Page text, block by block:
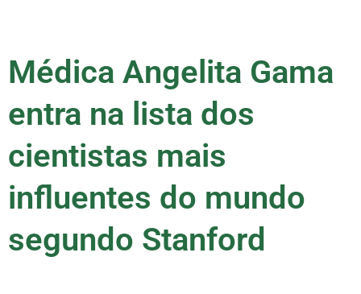
Médica Angelita Gama
entra na lista dos
cientistas mais
influentes do mundo
segundo Stanford